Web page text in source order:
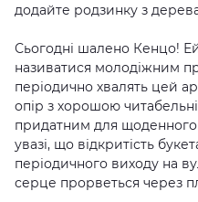
додайте родзинку з
Сьогодні шалено Кенцо!
називатися молодіжним
періодично хвалять цей
опір з хорошою
придатним для щоденного
увазі, що відкритість
періодичного виходу на
серце прорветься через